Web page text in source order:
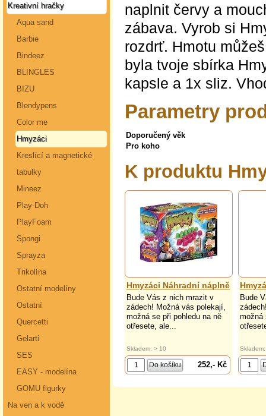
Kreativní hračky
Aqua sand
Barbie
Bindeez
BLINGLES
BIZU
Blendypens
Color me
Hmyzáci
Kreslící a magnetické
tabulky
Mineez
Play-Doh
PlayFoam
Spongi
Sprayza
Trikolína
Ostatní modelíny
Ostatní
Quercetti
Gelarti
SES
EASY - modelína
GOMU figurky
Na ven a k vodě
naplnit červy a
zábava. Vyrob si
rozdrť. Hmotu
byla tvoje sbírka
kapsle a 1x sliz.
Parametry
Doporučený věk
Pro koho
K produktu
Hmyzáci Náhradní náplně
Bude Vás z nich mrazit v
zádech! Možná vás polekají,
možná se při pohledu na ně
otřesete, ale...
Skladem: > 10
252,- Kč
Bude
možná